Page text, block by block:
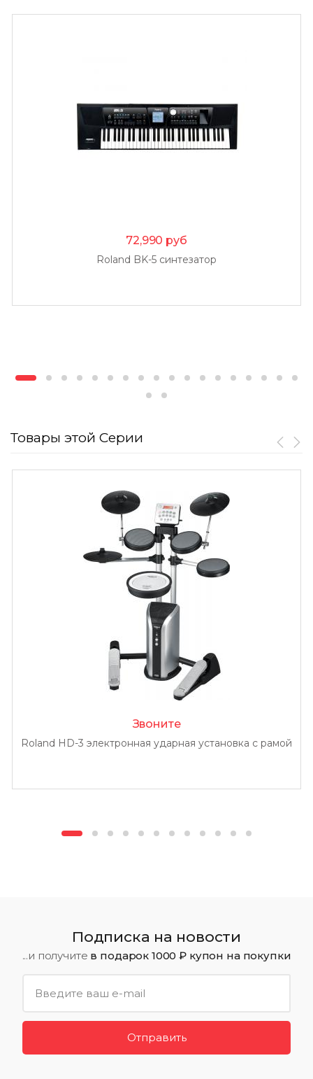
72,990 руб
Roland BK-5 синтезатор
Товары этой Серии
Звоните
Roland HD-3 электронная ударная установка с рамой
Подписка на новости
...и получите в подарок 1000 ₽ купон на покупки
Отправить